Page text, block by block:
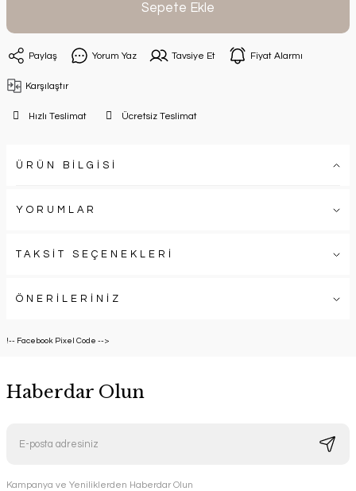
Sepete Ekle
Paylaş Yorum Yaz Tavsiye Et Fiyat Alarmı
Karşılaştır
Hızlı Teslimat Ücretsiz Teslimat
ÜRÜN BİLGİSİ
YORUMLAR
TAKSİT SEÇENEKLERİ
ÖNERİLERİNİZ
!-- Facebook Pixel Code -->
Haberdar Olun
Kampanya ve Yeniliklerden Haberdar Olun